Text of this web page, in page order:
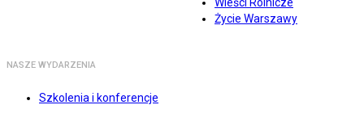
Życie Warszawy
NASZE WYDARZENIA
Szkolenia i konferencje